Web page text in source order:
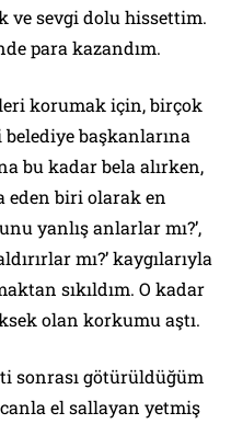
ve sevgi dolu hissettim.
para kazandım.
korumak için, birçok
başkanlarına
bu kadar bela alırken,
eden biri olarak en
yanlış anlarlar mı?’,
mı?’ kaygılarıyla
sıkıldım. O kadar
olan korkumu aştı.
sonrası götürüldüğüm
el sallayan yetmiş